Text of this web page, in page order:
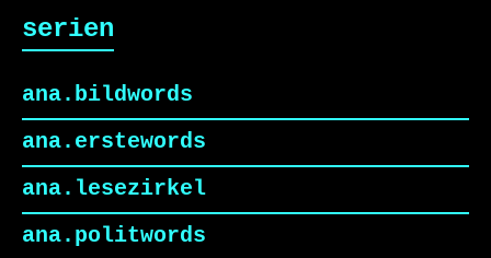
serien
ana.bildwords
ana.erstewords
ana.lesezirkel
ana.politwords